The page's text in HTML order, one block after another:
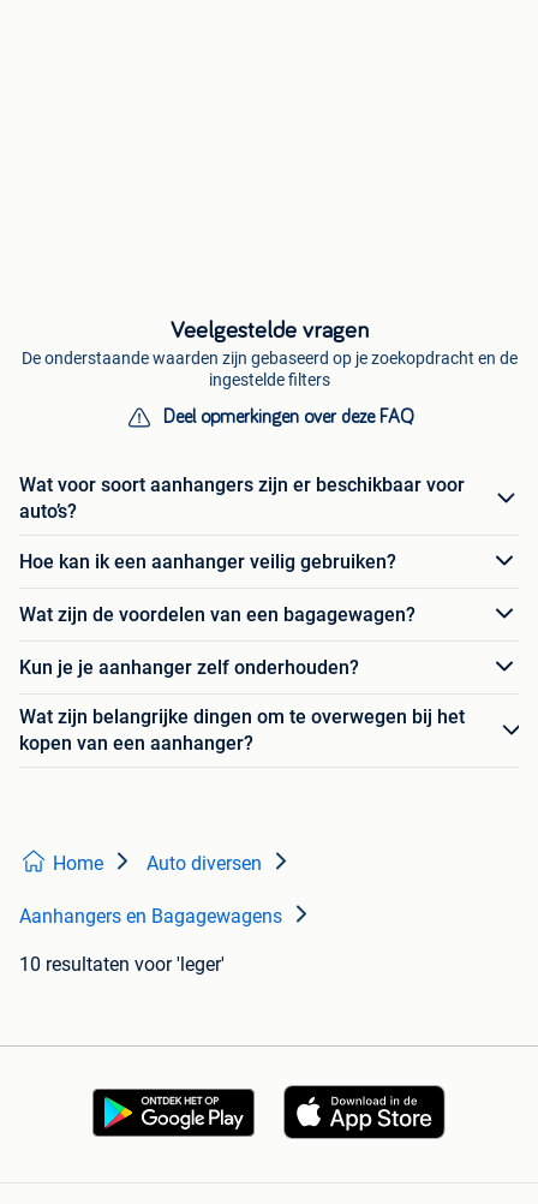
Veelgestelde vragen
De onderstaande waarden zijn gebaseerd op je zoekopdracht en de
ingestelde filters
Deel opmerkingen over deze FAQ
Wat voor soort aanhangers zijn er beschikbaar voor
auto’s?
Hoe kan ik een aanhanger veilig gebruiken?
Wat zijn de voordelen van een bagagewagen?
Kun je je aanhanger zelf onderhouden?
Wat zijn belangrijke dingen om te overwegen bij het
kopen van een aanhanger?
Home Auto diversen
Aanhangers en Bagagewagens
10 resultaten voor 'leger'